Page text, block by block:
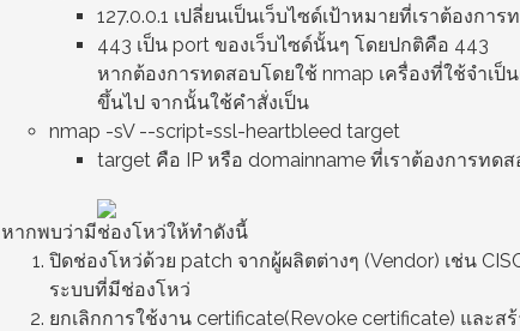
127.0.0.1 เปลี่ยนเป็นเว็บไซด์เป้าหมายที่เราต้องการ
443 เป็น port ของเว็บไซด์นั้นๆ โดยปกติคือ 443
หากต้องการทดสอบโดยใช้ nmap เครื่องที่ใช้จำเป็
ขึ้นไป จากนั้นใช้คำสั่งเป็น
nmap -sV --script=ssl-heartbleed target
target คือ IP หรือ domainname ที่เราต้องการทดส
หากพบว่ามีช่องโหว่ให้ทำดังนี้
ปิดช่องโหว่ด้วย patch จากผู้ผลิตต่างๆ (Vendor) เช่น
ระบบที่มีช่องโหว่
ยกเลิกการใช้งาน certificate(Revoke certificate) และส